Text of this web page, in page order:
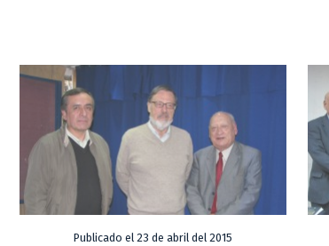
Publicado el 23 de abril del 2015